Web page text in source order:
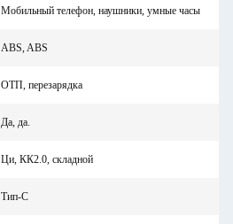
Мобильный телефон, наушники, умные часы
ABS, ABS
ОТП, перезарядка
Да, да.
Ци, КК2.0, складной
Тип-С